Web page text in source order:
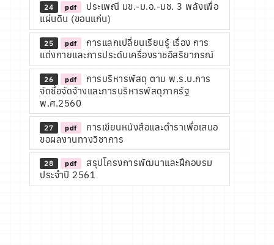
24 pdf
ประเพณี มข.-ม.อ.-มช. 3 พลังเพื่อ
แผ่นดิน (ขอนแก่น)
25 pdf
การแลกเปลี่ยนเรียนรู้ เรื่อง การ
แต่งกายและการประดับเครื่องราชอิสริยาภรณ์
26 pdf
การบริหารพัสดุ ตาม พ.ร.บ.การ
จัดซื้อจัดจ้างและการบริหารพัสดุภาครัฐ
พ.ศ.2560
27 pdf
การเขียนหนังสือและตำราเพื่อเสนอ
ขอผลงานทางวิชาการ
28 pdf
สรุปโครงการพัฒนาและฝึกอบรม
ประจำปี 2561